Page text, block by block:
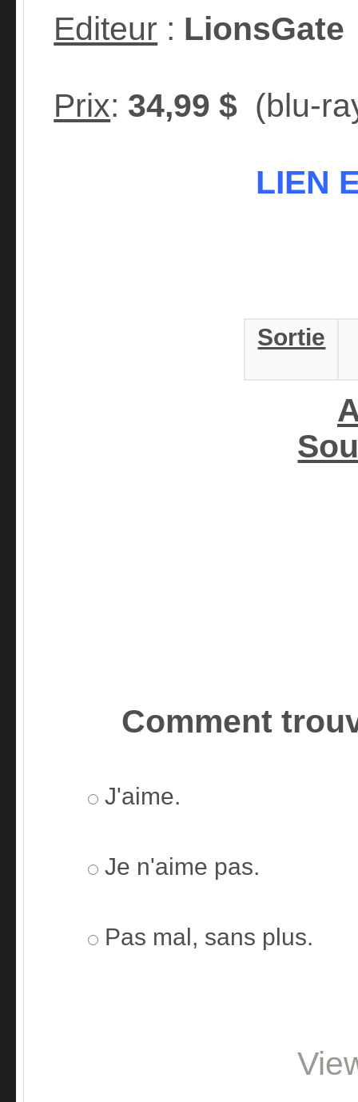
Editeur : LionsGate
Prix: 34,99 $ (blu-
LIEN
Sortie
Comment
J'aime.
Je n'aime pas.
Pas mal, sans plus.